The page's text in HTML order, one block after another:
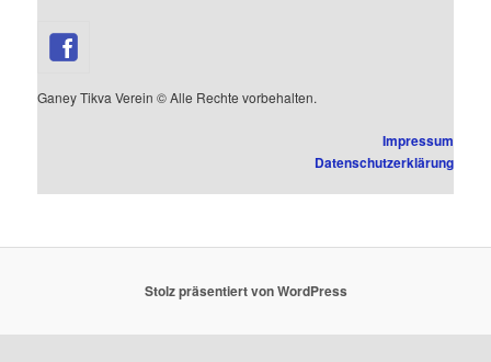
Ganey Tikva Verein © Alle Rechte vorbehalten.
Impressum
Datenschutzerklärung
Stolz präsentiert von WordPress